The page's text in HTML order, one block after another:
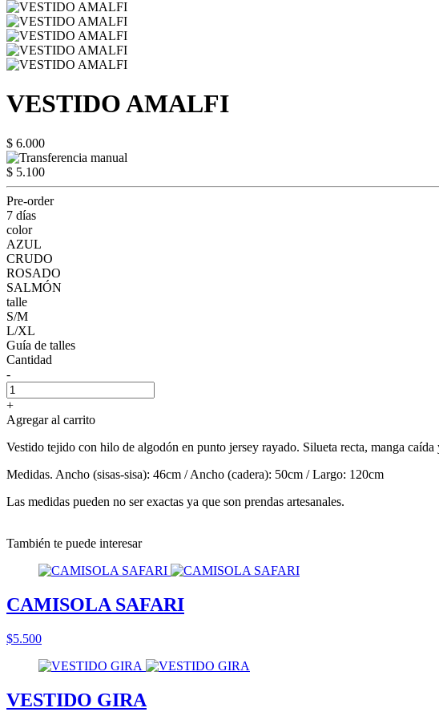
VESTIDO AMALFI
$ 6.000
$ 5.100
Pre-order
7 días
color
AZUL
CRUDO
ROSADO
SALMÓN
talle
S/M
L/XL
Guía de talles
Cantidad
-
+
Agregar al carrito
Vestido tejido con hilo de algodón en punto jersey rayado. Silueta recta, manga
Medidas. Ancho (sisas-sisa): 46cm / Ancho (cadera): 50cm / Largo: 120cm
Las medidas pueden no ser exactas ya que son prendas artesanales.
También te puede interesar
CAMISOLA SAFARI
$5.500
VESTIDO GIRA